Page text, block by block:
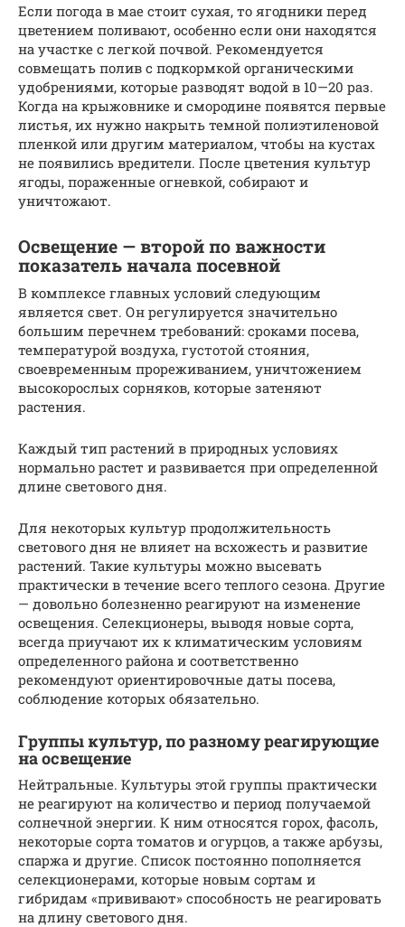
Если погода в мае стоит сухая, то ягодники перед
цветением поливают, особенно если они находятся
на участке с легкой почвой. Рекомендуется
совмещать полив с подкормкой органическими
удобрениями, которые разводят водой в 10—20 раз.
Когда на крыжовнике и смородине появятся первые
листья, их нужно накрыть темной полиэтиленовой
пленкой или другим материалом, чтобы на кустах
не появились вредители. После цветения культур
ягоды, пораженные огневкой, собирают и
уничтожают.
Освещение — второй по важности
показатель начала посевной
В комплексе главных условий следующим
является свет. Он регулируется значительно
большим перечнем требований: сроками посева,
температурой воздуха, густотой стояния,
своевременным прореживанием, уничтожением
высокорослых сорняков, которые затеняют
растения.
Каждый тип растений в природных условиях
нормально растет и развивается при определенной
длине светового дня.
Для некоторых культур продолжительность
светового дня не влияет на всхожесть и развитие
растений. Такие культуры можно высевать
практически в течение всего теплого сезона. Другие
— довольно болезненно реагируют на изменение
освещения. Селекционеры, выводя новые сорта,
всегда приучают их к климатическим условиям
определенного района и соответственно
рекомендуют ориентировочные даты посева,
соблюдение которых обязательно.
Группы культур, по разному реагирующие
на освещение
Нейтральные. Культуры этой группы практически
не реагируют на количество и период получаемой
солнечной энергии. К ним относятся горох, фасоль,
некоторые сорта томатов и огурцов, а также арбузы,
спаржа и другие. Список постоянно пополняется
селекционерами, которые новым сортам и
гибридам «прививают» способность не реагировать
на длину светового дня.